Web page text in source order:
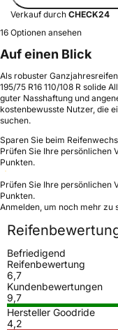
Verkauf durch CHECK24
16 Optionen ansehen
Auf einen Blick
Als robuster
195/75 R16 110/108 R solide
guter Nasshaftung und
kostenbewusste Nutzer, die
suchen.
Sparen Sie beim
Prüfen Sie Ihre persönlichen
Punkten.
Prüfen Sie Ihre persönlichen
Punkten.
Anmelden, um noch mehr zu
Befriedigend
Reifenbewertung
6,7
Kundenbewertungen
9,7
Hersteller Goodride
4,2